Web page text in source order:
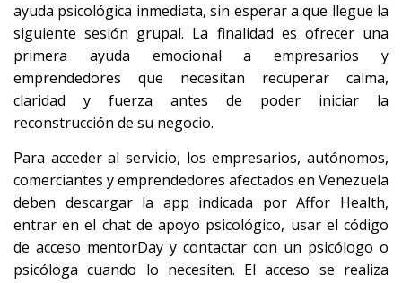
ayuda psicológica inmediata, sin esperar a que llegue la
siguiente sesión grupal. La finalidad es ofrecer una
primera ayuda emocional a empresarios y
emprendedores que necesitan recuperar calma,
claridad y fuerza antes de poder iniciar la
reconstrucción de su negocio.
Para acceder al servicio, los empresarios, autónomos,
comerciantes y emprendedores afectados en Venezuela
deben descargar la app indicada por Affor Health,
entrar en el chat de apoyo psicológico, usar el código
de acceso mentorDay y contactar con un psicólogo o
psicóloga cuando lo necesiten. El acceso se realiza